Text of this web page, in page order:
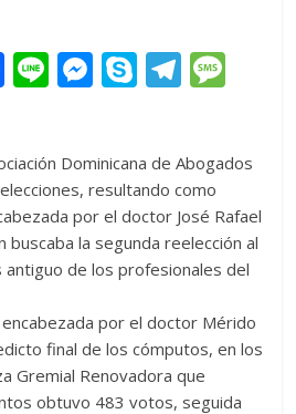
F
b
o
o
k
Li M
e
n
g
er
S
p
e
T
gr
a
m
a
g
e
Dominicana de Abogados
resultando como
por el doctor José Rafael
buscaba la segunda reelección al
de los profesionales del
por el doctor Mérido
final de los cómputos, en los
Gremial Renovadora que
obtuvo 483 votos, seguida